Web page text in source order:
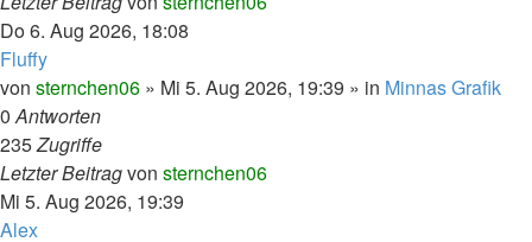
Do 6. Aug 2026, 18:08
Fluffy
von sternchen06 » Mi 5. Aug 2026, 19:39 » in Minnas Grafik
0Antworten
235Zugriffe
Letzter Beitragvon sternchen06
Mi 5. Aug 2026, 19:39
Alex